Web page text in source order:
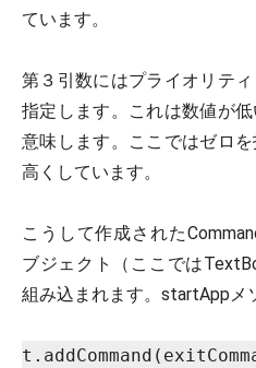
ています。
第３引数にはプライオリテ
指定します。これは数値が
意味します。ここではゼロ
高くしています。
こうして作成された
ブジェクト（ここでは
組み込まれます。startAppメ